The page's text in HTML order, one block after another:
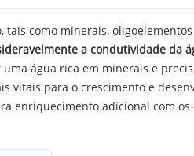
como minerais,
a condutividade da
água rica em minerais e
vitais para o crescimento e
enriquecimento adicional com